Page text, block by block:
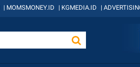
| MOMSMONEY.ID | KGMEDIA.ID |